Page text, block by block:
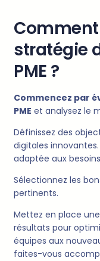
stratégie
PME ?
Commencez par
PME et analysez le
Définissez des
digitales
adaptée aux
Sélectionnez les
pertinents.
Mettez en place
résultats pour
équipes aux
faites-vous